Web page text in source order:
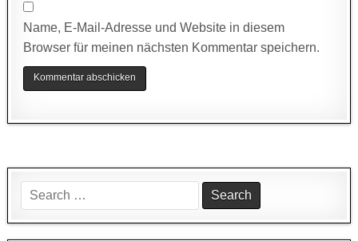
Name, E-Mail-Adresse und Website in diesem
Browser für meinen nächsten Kommentar speichern.
Search
for: